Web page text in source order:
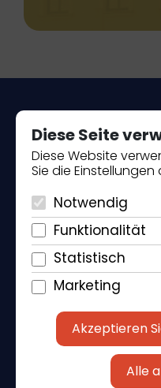
Diese Seite
Diese Website
Sie die Einstellungen
Notwendig
Funktionalität
Statistisch
Marketing
Akzeptieren
Alle
Piantade 41, 52440
+385 98 184 4015